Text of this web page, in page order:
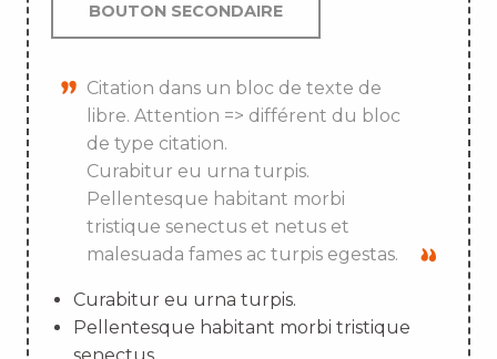
BOUTON SECONDAIRE
Citation dans un bloc de texte de
libre. Attention => différent du bloc
de type citation.
Curabitur eu urna turpis.
Pellentesque habitant morbi
tristique senectus et netus et
malesuada fames ac turpis egestas.
Curabitur eu urna turpis.
Pellentesque habitant morbi tristique